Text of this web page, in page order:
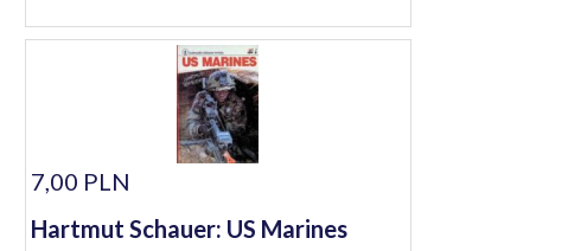
7,00 PLN
Hartmut Schauer: US Marines